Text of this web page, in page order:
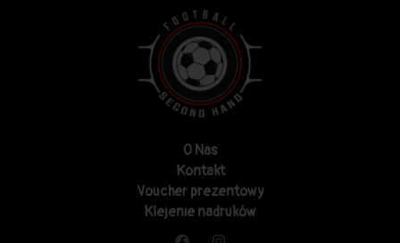
O Nas
Kontakt
Voucher prezentowy
Klejenie nadruków